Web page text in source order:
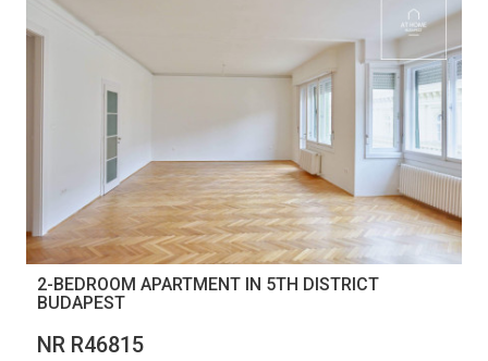
2-BEDROOM APARTMENT IN 5TH DISTRICT
BUDAPEST
NR R46815